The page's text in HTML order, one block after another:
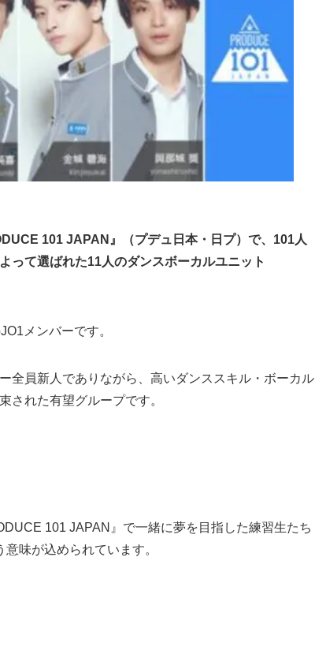
101 JAPAN』（プデュ日本・日プ）で、101人
って選ばれた11人のダンスボーカルユニット
メンバーです。
全員新人でありながら、高いダンススキル・ボーカル
された有望グループです。
101 JAPAN』で一緒に夢を目指した練習生たち
味が込められています。